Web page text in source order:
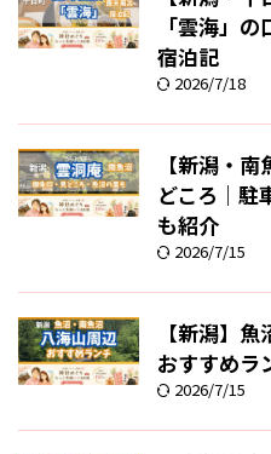
「雲海」
宿泊記
2026/7/18
【新潟・
どころ｜駐
も紹介
2026/7/15
【新潟】
おすすめラ
2026/7/15